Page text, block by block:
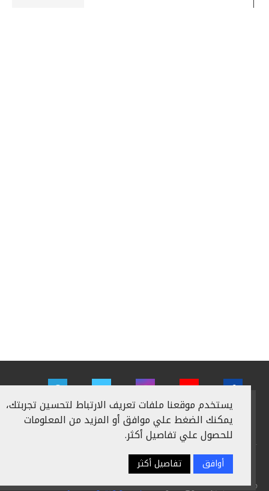
سياسة الخصوصية اعلن معنا
@2024 - جميع الحقوق محفوظة عالم التكنولوجيا والاستثمار
يستخدم موقعنا ملفات تعريف الارتباط لتحسين تجربتك،
يمكنك الضغط علي موافق أو المزيد من المعلومات
للحصول علي تفاصيل أكثر.
أوافق تفاصيل أكثر